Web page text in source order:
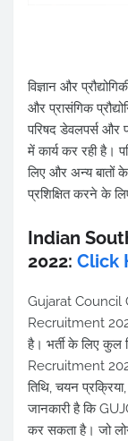
विज्ञान और
और प्रासंगिक
परिषद डेवलपर्स और
में कार्य कर रही है।
लिए और अन्य बातों
प्रशिक्षित करने के
Indian
2022: Click
Gujarat Council
Recruitment
है। भर्ती के लिए कुल
Recruitment
तिथि, चयन
जानकारी है कि
कर सकता है। जो